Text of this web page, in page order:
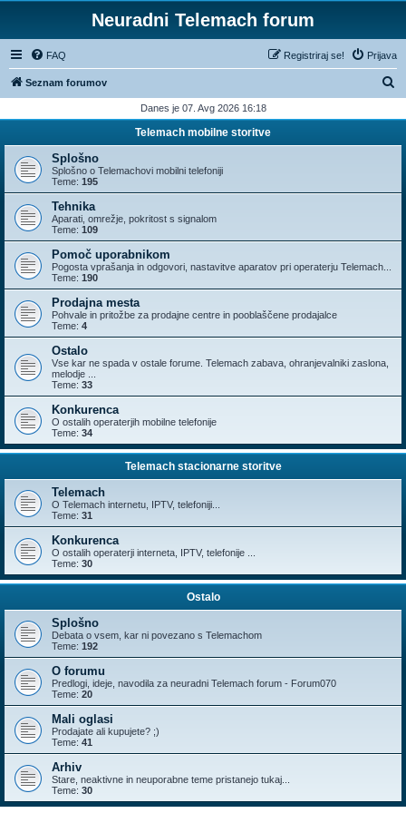
Neuradni Telemach forum
FAQ Prijava
Registriraj se!
Seznam forumov
a
j
Danes je 07. Avg 2026 16:18
Telemach mobilne storitve
Splošno
Splošno o Telemachovi mobilni telefoniji
Teme: 195
Tehnika
Aparati, omrežje, pokritost s signalom
Teme: 109
Pomoč uporabnikom
Pogosta vprašanja in odgovori, nastavitve aparatov pri operaterju Telemach...
Teme: 190
Prodajna mesta
Pohvale in pritožbe za prodajne centre in pooblaščene prodajalce
Teme: 4
Ostalo
Vse kar ne spada v ostale forume. Telemach zabava, ohranjevalniki zaslona,
melodje ...
Teme: 33
Konkurenca
O ostalih operaterjih mobilne telefonije
Teme: 34
Telemach stacionarne storitve
Telemach
O Telemach internetu, IPTV, telefoniji...
Teme: 31
Konkurenca
O ostalih operaterji interneta, IPTV, telefonije ...
Teme: 30
Ostalo
Splošno
Debata o vsem, kar ni povezano s Telemachom
Teme: 192
O forumu
Predlogi, ideje, navodila za neuradni Telemach forum - Forum070
Teme: 20
Mali oglasi
Prodajate ali kupujete? ;)
Teme: 41
Arhiv
Stare, neaktivne in neuporabne teme pristanejo tukaj...
Teme: 30